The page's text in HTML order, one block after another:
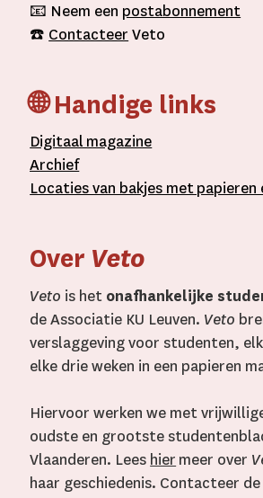
📧 Neem een postabonnement
☎️ Contacteer Veto
🌐 Handige links
Digitaal magazine
Archief
Locaties van bakjes metpapieren
Over Veto
Veto is het onafhankelijke
de Associatie KU Leuven. Veto
verslaggeving voor studenten,
elke drie weken in een papieren
Hiervoor werken we met
oudste en grootste
Vlaanderen. Lees hier meer over
haar geschiedenis. Contacteer